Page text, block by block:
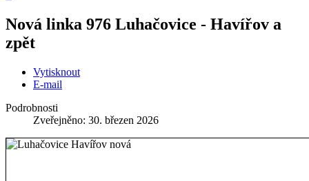
Nová linka 976 Luhačovice - Havířov a
zpět
Vytisknout
E-mail
Podrobnosti
Zveřejněno: 30. březen 2026